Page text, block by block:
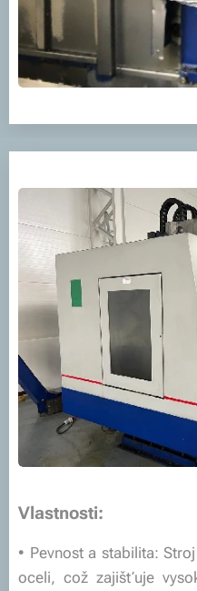
Vlastnosti:
• Pevnost a stabilita:
oceli, což zajišťuje